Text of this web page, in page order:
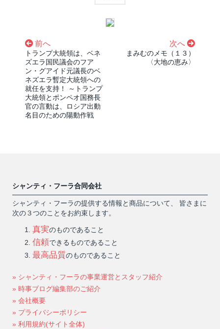
前へ
トランプ大統領は、ベネ
ズエラ国民議会のフア
ン・グアイド元議長のベ
ネズエラ暫定大統領への
就任を支持！ ～トランプ
大統領とポンペオ国務長
官の言動は、ロシア出動
名目のための陽動作戦
次へ
まみむのメモ（１３）
〈大地の恵み〉
シャンティ・フーラ合同会社
シャンティ・フーラの提供する情報と商品について、 皆さまに
次の３つのことをお約束します。
真実のものであること
信頼できるものであること
最高品質のものであること
» シャンティ・フーラの事業運営とスタッフ紹介
» 時事ブログ編集部のご紹介
» 会社概要
» プライバシーポリシー
» 利用規約(サイト全体)